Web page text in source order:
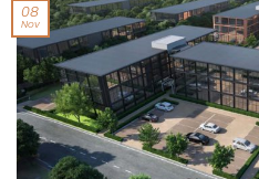
08
Nov